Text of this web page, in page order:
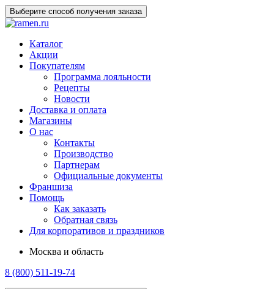
Выберите способ получения заказа
Каталог
Акции
Покупателям
Программа лояльности
Рецепты
Новости
Доставка и оплата
Магазины
О нас
Контакты
Производство
Партнерам
Официальные документы
Франшиза
Помощь
Как заказать
Обратная связь
Для корпоративов и праздников
Москва и область
8 (800) 511-19-74